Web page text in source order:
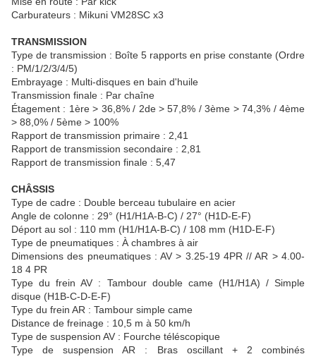
Carburateurs : Mikuni VM28SC x3
TRANSMISSION
Type de transmission : Boîte 5 rapports en prise constante (Ordre
: PM/1/2/3/4/5)
Embrayage : Multi-disques en bain d'huile
Transmission finale : Par chaîne
Étagement : 1ère > 36,8% / 2de > 57,8% / 3ème > 74,3% / 4ème
> 88,0% / 5ème > 100%
Rapport de transmission primaire : 2,41
Rapport de transmission secondaire : 2,81
Rapport de transmission finale : 5,47
CHÂSSIS
Type de cadre : Double berceau tubulaire en acier
Angle de colonne : 29° (H1/H1A-B-C) / 27° (H1D-E-F)
Déport au sol : 110 mm (H1/H1A-B-C) / 108 mm (H1D-E-F)
Type de pneumatiques : À chambres à air
Dimensions des pneumatiques : AV > 3.25-19 4PR // AR > 4.00-
18 4 PR
Type du frein AV : Tambour double came (H1/H1A) / Simple
disque (H1B-C-D-E-F)
Type du frein AR : Tambour simple came
Distance de freinage : 10,5 m à 50 km/h
Type de suspension AV : Fourche téléscopique
Type de suspension AR : Bras oscillant + 2 combinés